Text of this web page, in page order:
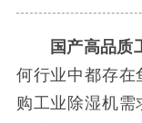
国产高品质
何行业中都存在
购工业除湿机需